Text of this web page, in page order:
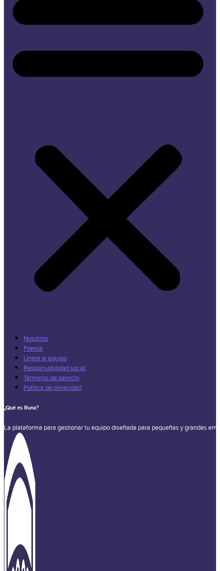
Nosotros
Prensa
Únete al equipo
Responsabilidad social
Términos de servicio
Política de privacidad
¿Qué es Runa?
La plataforma para gestionar tu equipo diseñada para pequeñas y grandes